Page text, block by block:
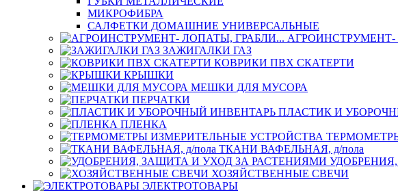
МИКРОФИБРА
САЛФЕТКИ ДОМАШНИЕ УНИВЕРСАЛЬНЫЕ
АГРОИНСТРУМЕНТ-
ЗАЖИГАЛКИ ГАЗ
КОВРИКИ ПВХ СКАТЕРТИ
КРЫШКИ
МЕШКИ ДЛЯ МУСОРА
ПЕРЧАТКИ
ПЛАСТИК И
ПЛЕНКА
ТКАНИ ВАФЕЛЬНАЯ, д/пола
ХОЗЯЙСТВЕННЫЕ СВЕЧИ
ЭЛЕКТРОТОВАРЫ